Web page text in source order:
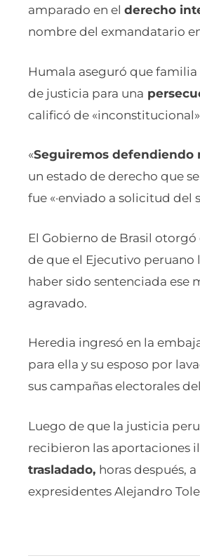
amparado en el derecho
nombre del exmandatario
Humala aseguró que
de justicia para una
calificó de
«Seguiremos defendiendo
un estado de derecho que
fue «·enviado a solicitud del
El Gobierno de Brasil
de que el Ejecutivo peruano
haber sido sentenciada ese
agravado.
Heredia ingresó en la
para ella y su esposo por
sus campañas electorales
Luego de que la justicia
recibieron las aportaciones
trasladado, horas después,
expresidentes Alejandro